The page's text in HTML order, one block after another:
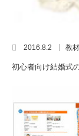
2016.8.2 教
初心者向け結婚式